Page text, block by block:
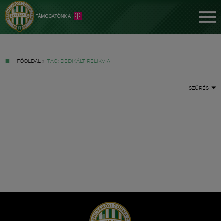
FŐOLDAL » TAG: DEDIKÁLT RELIKVIA
SZŰRÉS
Hírek